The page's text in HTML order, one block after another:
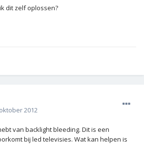
dit zelf oplossen?
2012
van backlight bleeding. Dit is een
bij led televisies. Wat kan helpen is